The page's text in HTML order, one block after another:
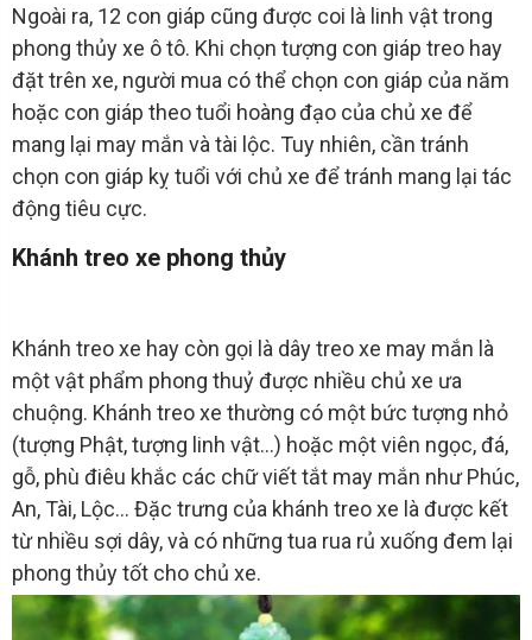
Ngoài ra, 12 con giáp cũng được coi là linh vật trong
phong thủy xe ô tô. Khi chọn tượng con giáp treo hay
đặt trên xe, người mua có thể chọn con giáp của năm
hoặc con giáp theo tuổi hoàng đạo của chủ xe để
mang lại may mắn và tài lộc. Tuy nhiên, cần tránh
chọn con giáp kỵ tuổi với chủ xe để tránh mang lại tác
động tiêu cực.
Khánh treo xe phong thủy
Khánh treo xe hay còn gọi là dây treo xe may mắn là
một vật phẩm phong thuỷ được nhiều chủ xe ưa
chuộng. Khánh treo xe thường có một bức tượng nhỏ
(tượng Phật, tượng linh vật...) hoặc một viên ngọc, đá,
gỗ, phù điêu khắc các chữ viết tắt may mắn như Phúc,
An, Tài, Lộc... Đặc trưng của khánh treo xe là được kết
từ nhiều sợi dây, và có những tua rua rủ xuống đem lại
phong thủy tốt cho chủ xe.